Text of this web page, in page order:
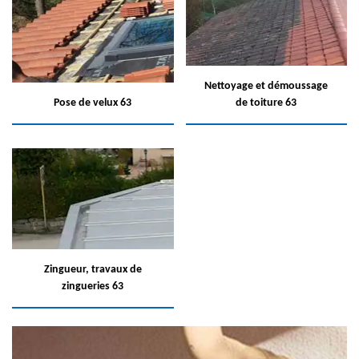
Pose de velux 63
Nettoyage et démoussage
de toiture 63
Zingueur, travaux de
zingueries 63